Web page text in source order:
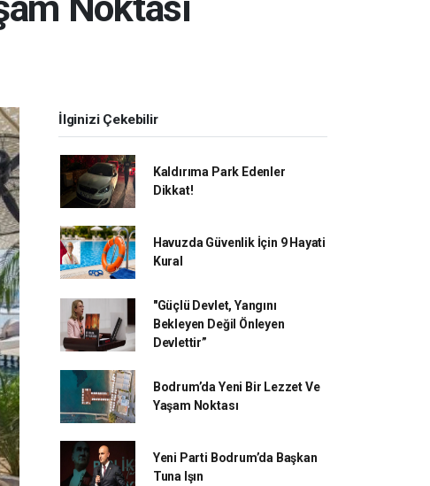
İlginizi Çekebilir
Kaldırıma Park Edenler
Dikkat!
Havuzda Güvenlik İçin 9 Hayati
Kural
"Güçlü Devlet, Yangını
Bekleyen Değil Önleyen
Devlettir”
Bodrum’da Yeni Bir Lezzet Ve
Yaşam Noktası
Yeni Parti Bodrum’da Başkan
Tuna Işın